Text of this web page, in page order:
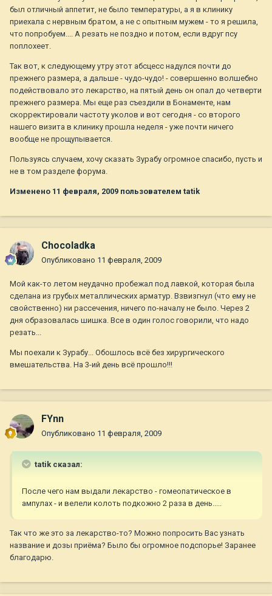
был отличный аппетит, не было температуры, а я в клинику
приехала с нервным братом, а не с опытным мужем - то я решила,
что попробуем.... А резать не поздно и потом, если вдруг псу
поплохеет.
Так вот, к следующему утру этот абсцесс надулся почти до
прежнего размера, а дальше - чудо-чудо! - совершенно волшебно
подействовало это лекарство, на пятый день он опал до четверти
прежнего размера. Мы еще раз съездили в Бонаменте, нам
скорректировали частоту уколов и вот сегодня - со второго
нашего визита в клинику прошла неделя - уже почти ничего
вообще не прощупывается.
Пользуясь случаем, хочу сказать Зурабу огромное спасибо, пусть и
не в том разделе форума.
Изменено 11 февраля, 2009 пользователем tatik
Chocoladka
Опубликовано 11 февраля, 2009
Мой как-то летом неудачно пробежал под лавкой, которая была
сделана из грубых металлических арматур. Взвизгнул (что ему не
свойственно) ни рассечения, ничего по-началу не было. Через 2
дня образовалась шишка. Все в один голос говорили, что надо
резать...
Мы поехали к Зурабу... Обошлось всё без хирургического
вмешательства. На 3-ий день всё прошло!!!
FYnn
Опубликовано 11 февраля, 2009
tatik сказал:
После чего нам выдали лекарство - гомеопатическое в
ампулах - и велели колоть подкожно 2 раза в день.....
Так что же это за лекарство-то? Можно попросить Вас узнать
название и дозы приёма? Было бы огромное подспорье! Заранее
благодарю.